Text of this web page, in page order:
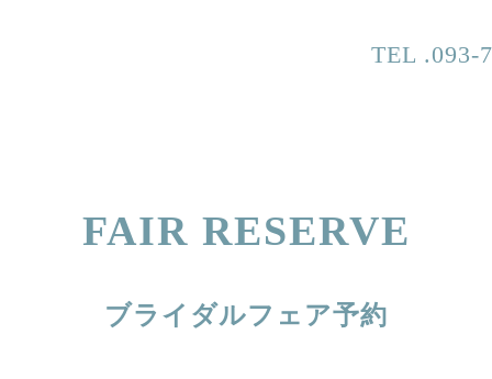
TEL .093-
FAIR RESERVE
ブライダルフェア予約